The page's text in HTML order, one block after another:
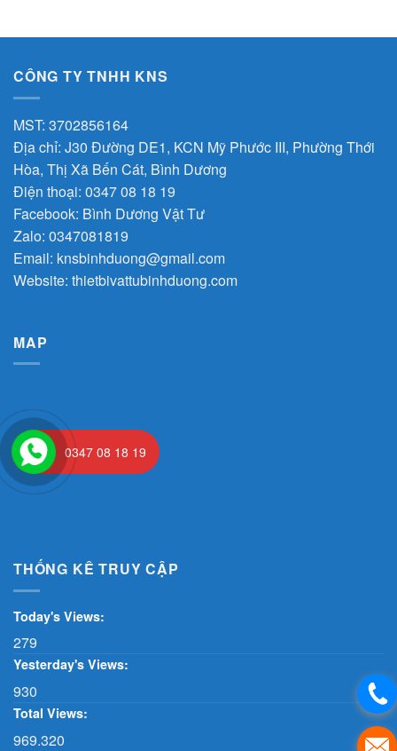
CÔNG TY TNHH KNS
MST: 3702856164
Địa chỉ: J30 Đường DE1, KCN Mỹ Phước III, Phường Thới
Hòa, Thị Xã Bến Cát, Bình Dương
Điện thoại: 0347 08 18 19
Facebook: Bình Dương Vật Tư
Zalo: 0347081819
Email: knsbinhduong@gmail.com
Website: thietbivattubinhduong.com
MAP
THỐNG KÊ TRUY CẬP
Today's Views:
279
Yesterday's Views:
930
Total Views:
969.320
0347 08 18 19